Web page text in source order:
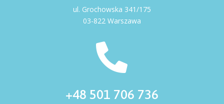
ul. Grochowska 341/175
03-822 Warszawa

+48 501 706 736